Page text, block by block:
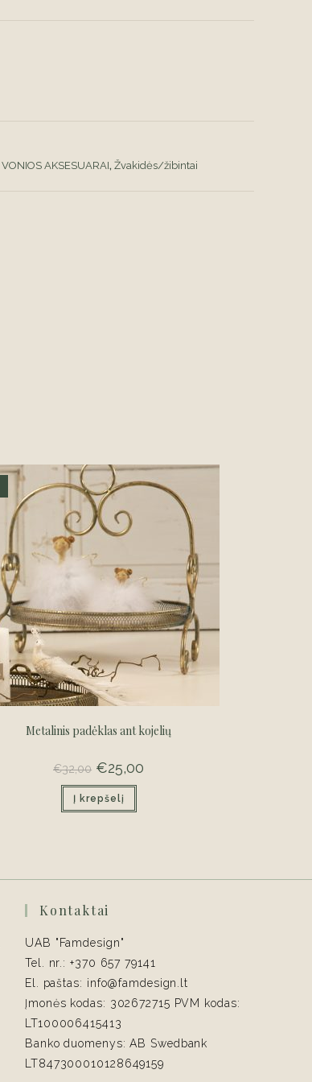
VONIOS AKSESUARAI, Žvakidės/žibintai
Metalinis padėklas ant kojelių
€32,00 Original
price
was:
€32,00.
€25,00
Į krepšelį
Kontaktai
UAB "Famdesign"
Tel. nr.: +370 657 79141
El. paštas: info@famdesign.lt
Įmonės kodas: 302672715 PVM kodas:
LT100006415413
Banko duomenys: AB Swedbank
LT847300010128649159